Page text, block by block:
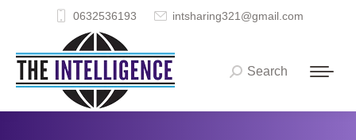
0632536193 intsharing321@gmail.com
Search:
Search